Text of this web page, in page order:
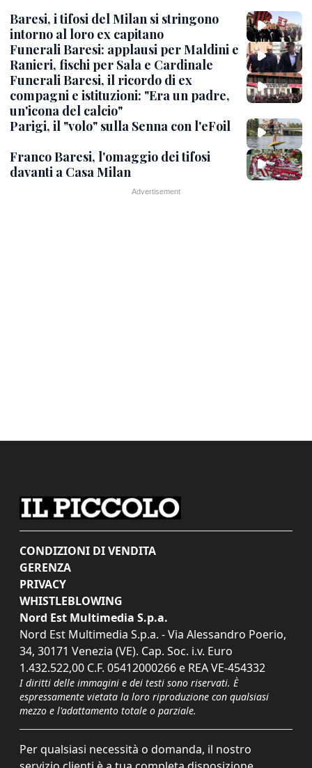
Baresi, i tifosi del Milan si stringono
intorno al loro ex capitano
Funerali Baresi: applausi per Maldini e
Ranieri, fischi per Sala e Cardinale
Funerali Baresi, il ricordo di ex
compagni e istituzioni: "Era un padre,
un'icona del calcio"
Parigi, il "volo" sulla Senna con l'eFoil
Franco Baresi, l'omaggio dei tifosi
davanti a Casa Milan
CONDIZIONI DI VENDITA
GERENZA
PRIVACY
WHISTLEBLOWING
Nord Est Multimedia S.p.a.
Nord Est Multimedia S.p.a. - Via Alessandro Poerio,
34, 30171 Venezia (VE). Cap. Soc. i.v. Euro
1.432.522,00 C.F. 05412000266 e REA VE-454332
I diritti delle immagini e dei testi sono riservati. È
espressamente vietata la loro riproduzione con qualsiasi
mezzo e l'adattamento totale o parziale.
Per qualsiasi necessità o domanda, il nostro